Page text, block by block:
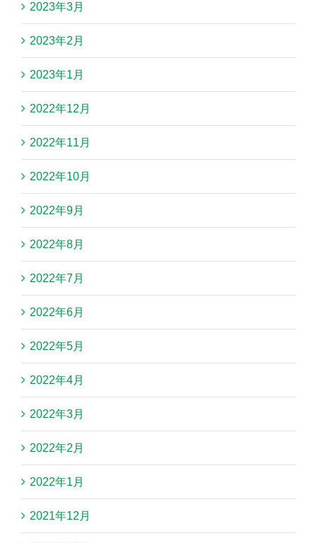
2023年3月
2023年2月
2023年1月
2022年12月
2022年11月
2022年10月
2022年9月
2022年8月
2022年7月
2022年6月
2022年5月
2022年4月
2022年3月
2022年2月
2022年1月
2021年12月